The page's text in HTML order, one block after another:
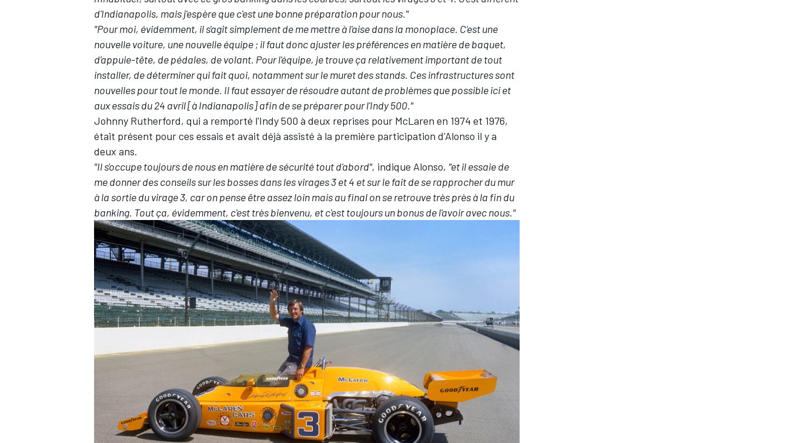
AUTRES CHAMPIONNATS
d'Indianapolis, mais j'espère que c'est une bonne préparation pour nous."
"Pour moi, évidemment, il s'agit simplement de me mettre à l'aise dans la monoplace. C'est une
nouvelle voiture, une nouvelle équipe ; il faut donc ajuster les préférences en matière de baquet,
d'appuie-tête, de pédales, de volant. Pour l'équipe, je trouve ça relativement important de tout
installer, de déterminer qui fait quoi, notamment sur le muret des stands. Ces infrastructures sont
nouvelles pour tout le monde. Il faut essayer de résoudre autant de problèmes que possible ici et
aux essais du 24 avril [à Indianapolis] afin de se préparer pour l'Indy 500."
Johnny Rutherford, qui a remporté l'Indy 500 à deux reprises pour McLaren en 1974 et 1976,
était présent pour ces essais et avait déjà assisté à la première participation d'Alonso il y a
deux ans.
"Il s'occupe toujours de nous en matière de sécurité tout d'abord", indique Alonso, "et il essaie de
me donner des conseils sur les bosses dans les virages 3 et 4 et sur le fait de se rapprocher du mur
à la sortie du virage 3, car on pense être assez loin mais au final on se retrouve très près à la fin du
banking. Tout ça, évidemment, c'est très bienvenu, et c'est toujours un bonus de l'avoir avec nous."